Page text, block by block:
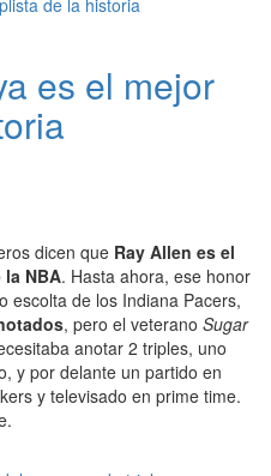
es el mejor
dicen que Ray Allen es el
NBA. Hasta ahora, ese honor
escolta de los Indiana Pacers,
, pero el veterano Sugar
anotar 2 triples, uno
y por delante un partido en
y televisado en prime time.